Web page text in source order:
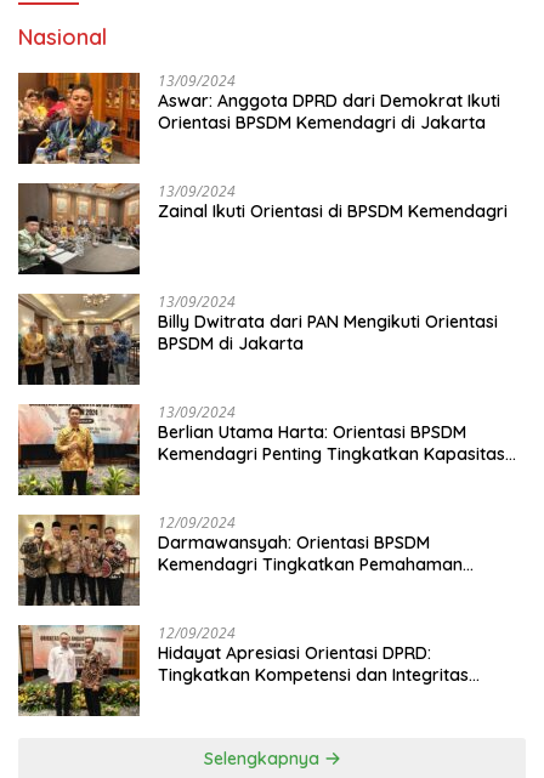
Nasional
13/09/2024
Aswar: Anggota DPRD dari Demokrat Ikuti
Orientasi BPSDM Kemendagri di Jakarta
13/09/2024
Zainal Ikuti Orientasi di BPSDM Kemendagri
13/09/2024
Billy Dwitrata dari PAN Mengikuti Orientasi
BPSDM di Jakarta
13/09/2024
Berlian Utama Harta: Orientasi BPSDM
Kemendagri Penting Tingkatkan Kapasitas
12/09/2024
Darmawansyah: Orientasi BPSDM
Kemendagri Tingkatkan Pemahaman
12/09/2024
Hidayat Apresiasi Orientasi DPRD:
Tingkatkan Kompetensi dan Integritas
Selengkapnya